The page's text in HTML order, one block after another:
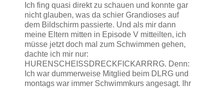
Ich fing quasi direkt zu schauen und konnte gar
nicht glauben, was da schier Grandioses auf
dem Bildschirm passierte. Und als mir dann
meine Eltern mitten in Episode V mitteilten, ich
müsse jetzt doch mal zum Schwimmen gehen,
dachte ich mir nur:
HURENSCHEISSDRECKFICKARRRG. Denn:
Ich war dummerweise Mitglied beim DLRG und
montags war immer Schwimmkurs angesagt. Ihr